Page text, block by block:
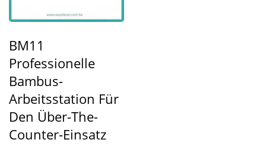
BM11
Professionelle
Bambus-
Arbeitsstation Für
Den Über-The-
Counter-Einsatz